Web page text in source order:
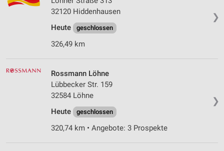
❯
32120 Hiddenhausen
Heute
geschlossen
326,49 km
❯
Rossmann Löhne
Lübbecker Str. 159
32584 Löhne
Heute
geschlossen
320,74 km • Angebote: 3 Prospekte